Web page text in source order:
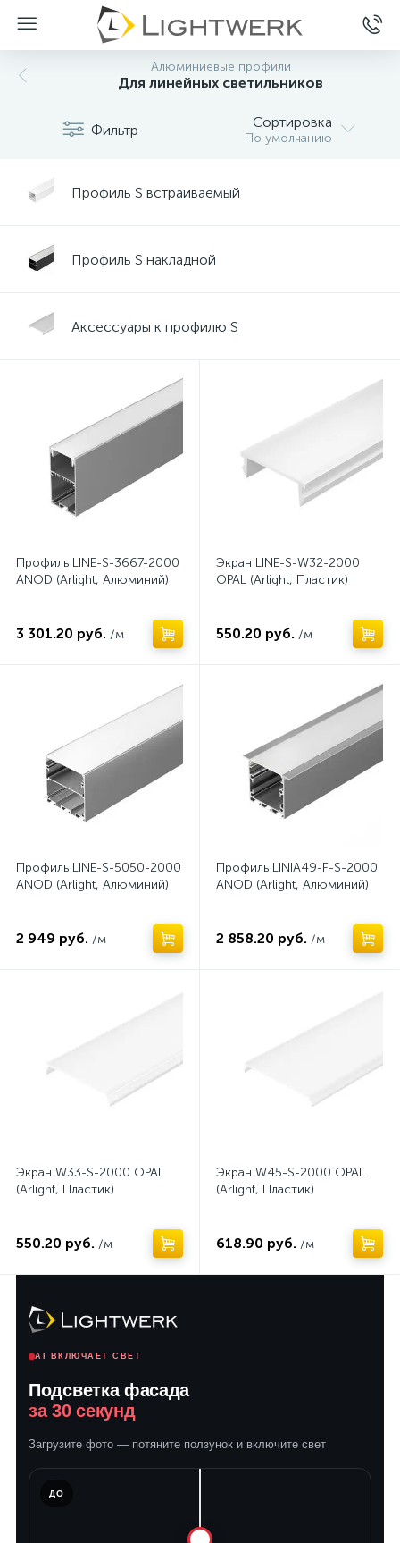
Алюминиевые профили
Для линейных светильников
Фильтр Сортировка
По умолчанию
Профиль S встраиваемый
Профиль S накладной
Аксессуары к профилю S
Профиль LINE-S-3667-2000
ANOD (Arlight, Алюминий)
3 301.20 руб. /м
Экран LINE-S-W32-2000
OPAL (Arlight, Пластик)
550.20 руб. /м
Профиль LINE-S-5050-2000
ANOD (Arlight, Алюминий)
2 949 руб. /м
Профиль LINIA49-F-S-2000
ANOD (Arlight, Алюминий)
2 858.20 руб. /м
Экран W33-S-2000 OPAL
(Arlight, Пластик)
550.20 руб. /м
Экран W45-S-2000 OPAL
(Arlight, Пластик)
618.90 руб. /м
AI ВКЛЮЧАЕТ СВЕТ
Подсветка фасада
за 30 секунд
Загрузите фото — потяните ползунок и включите свет
ДО